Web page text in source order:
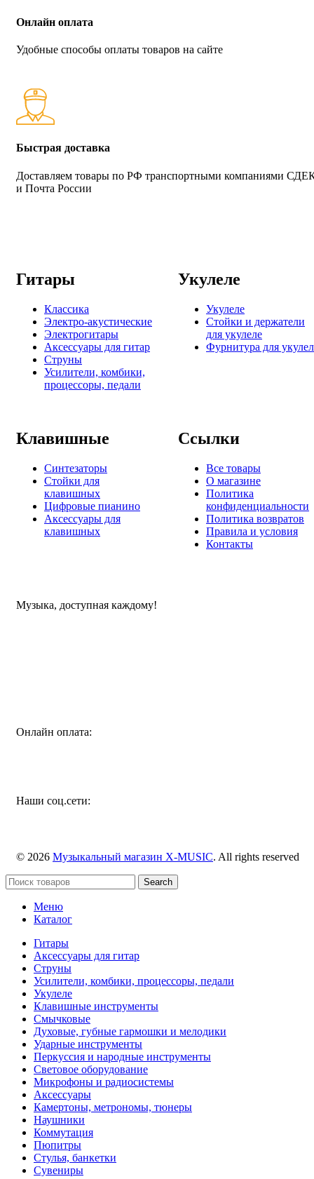
Онлайн оплата
Удобные способы оплаты товаров на сайте
Быстрая доставка
Доставляем товары по РФ транспортными компаниями
и Почта России
Гитары
Классика
Электро-акустические
Электрогитары
Аксессуары для гитар
Струны
Усилители, комбики,
процессоры, педали
Укулеле
Укулеле
Стойки и держатели
для укулеле
Фурнитура для
Клавишные
Синтезаторы
Стойки для
клавишных
Цифровые пианино
Аксессуары для
клавишных
Ссылки
Все товары
О магазине
Политика
конфиденциальности
Политика возвратов
Правила и условия
Контакты
Музыка, доступная каждому!
Онлайн оплата:
Наши соц.сети:
© 2026 Музыкальный магазин X-MUSIC. All rights reserved
Search
Меню
Каталог
Гитары
Аксессуары для гитар
Струны
Усилители, комбики, процессоры, педали
Укулеле
Клавишные инструменты
Смычковые
Духовые, губные гармошки и мелодики
Ударные инструменты
Перкуссия и народные инструменты
Световое оборудование
Микрофоны и радиосистемы
Аксессуары
Камертоны, метрономы, тюнеры
Наушники
Коммутация
Пюпитры
Стулья, банкетки
Сувениры